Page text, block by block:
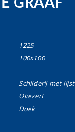
GRAAF
1225
100x100
Schilderij met lijst
Olieverf
Doek